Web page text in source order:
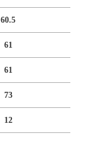
60.5
61
61
73
12